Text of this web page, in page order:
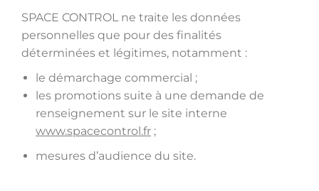
SPACE CONTROL ne traite les données
personnelles que pour des finalités
déterminées et légitimes, notamment :
le démarchage commercial ;
les promotions suite à une demande de
renseignement sur le site interne
www.spacecontrol.fr ;
mesures d’audience du site.